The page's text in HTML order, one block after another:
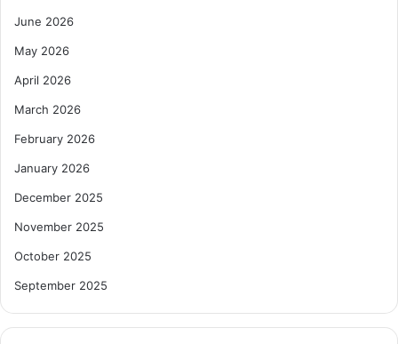
June 2026
May 2026
April 2026
March 2026
February 2026
January 2026
December 2025
November 2025
October 2025
September 2025